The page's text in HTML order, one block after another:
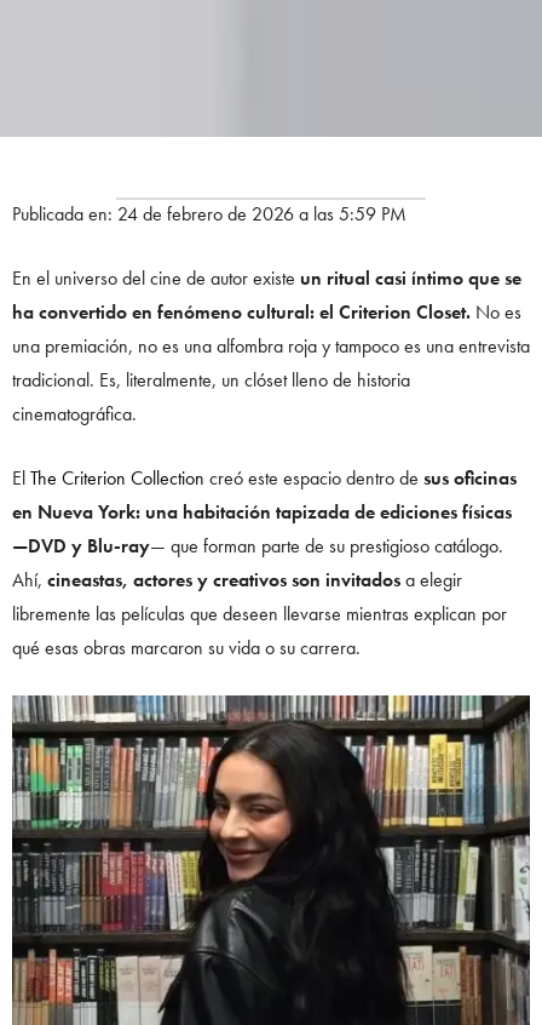
Publicada en: 24 de febrero de 2026 a las 5:59 PM
En el universo del cine de autor existe un ritual casi íntimo que se
ha convertido en fenómeno cultural: el Criterion Closet. No es
una premiación, no es una alfombra roja y tampoco es una entrevista
tradicional. Es, literalmente, un clóset lleno de historia
cinematográfica.
ElThe Criterion Collection creó este espacio dentro de sus oficinas
en Nueva York: una habitación tapizada de ediciones físicas
—DVD y Blu-ray— que forman parte de su prestigioso catálogo.
Ahí, cineastas, actores y creativos son invitadosa elegir
libremente las películas que deseen llevarse mientras explican por
qué esas obras marcaron su vida o su carrera.